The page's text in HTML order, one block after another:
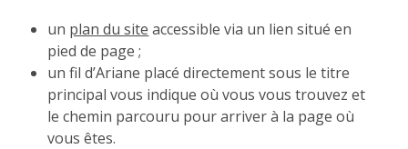
un plan du site accessible via un lien situé en
pied de page ;
un fil d’Ariane placé directement sous le titre
principal vous indique où vous vous trouvez et
le chemin parcouru pour arriver à la page où
vous êtes.